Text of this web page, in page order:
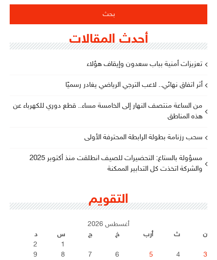
أحدث المقالات
تعزيزات أمنية بباب سعدون وإيقاف هؤلاء
أثر اتفاق نهائي.. لاعب الترجي الرياضي يغادر رسميًا
من الساعة منتصف النهار إلى الخامسة مساء.. قطع دوري للكهرباء عن
هذه المناطق
سحب رزنامة بطولة الرابطة المحترفة الأولى
مسؤولة بالستاغ: التحضيرات للصيف انطلقت منذ أكتوبر 2025
والشركة اتخذت كل التدابير الممكنة
التقويم
أغسطس 2026
ن
ث أرب خ ج س
د
1
2
3
4
5
6
7
8
9